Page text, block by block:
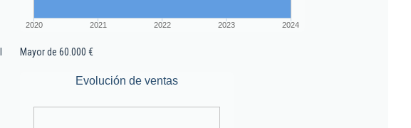
2020 2021 2022 2023 2024
Mayor de 60.000 €
Evolución de ventas